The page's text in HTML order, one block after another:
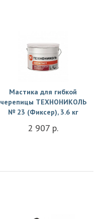
Мастика для гибкой
черепицы ТЕХНОНИКОЛЬ
№ 23 (Фиксер), 3.6 кг
2 907 р.